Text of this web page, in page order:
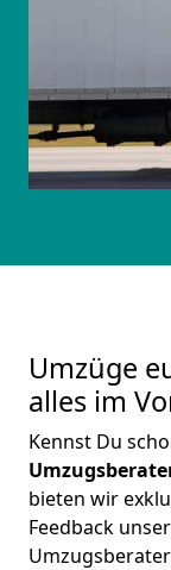
Umzüge
alles im
Kennst Du
bieten wir
Feedback